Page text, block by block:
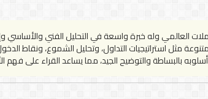
وله خبرة واسعة في التحليل الفني والأساسي
استراتيجيات التداول، وتحليل الشموع، ونقاط
بالبساطة والتوضيح الجيد، مما يساعد القراء على